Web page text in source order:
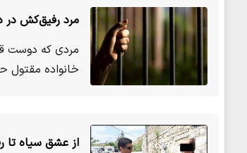
مرد رفیق‌کش
مردی که دوست
خانواده
از عشق سیاه تا